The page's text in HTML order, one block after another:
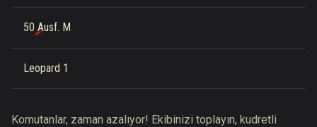
50 Ausf. M
Leopard 1
Komutanlar, zaman azalıyor! Ekibinizi toplayın, kudretli